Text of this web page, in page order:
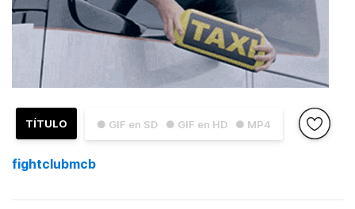
● GIF en SD ● GIF en HD ● MP4
TÍTULO
fightclubmcb